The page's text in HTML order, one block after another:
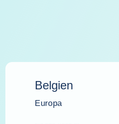
Belgien
Europa